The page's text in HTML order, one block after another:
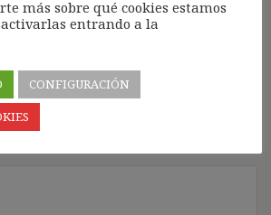
electrónico no será publicada.
están marcados con
más sobre qué cookies estamos
entrando a la
CONFIGURACIÓN